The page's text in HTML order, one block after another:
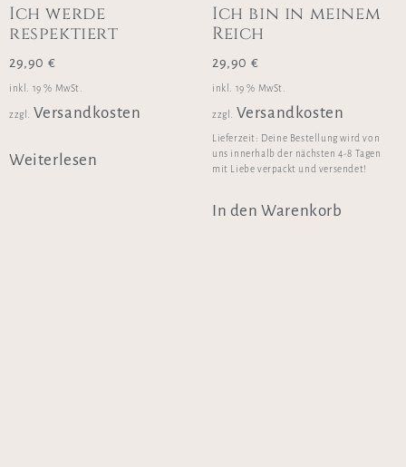
Ich werde
respektiert
29,90 €
inkl. 19 % MwSt.
zzgl. Versandkosten
Weiterlesen
Ich bin in meinem
Reich
29,90 €
inkl. 19 % MwSt.
zzgl. Versandkosten
Lieferzeit: Deine Bestellung wird von
uns innerhalb der nächsten 4-8 Tagen
mit Liebe verpackt und versendet!
In den Warenkorb